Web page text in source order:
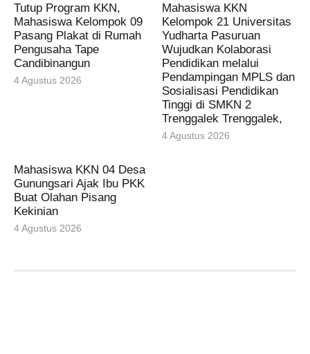
Tutup Program KKN,
Mahasiswa Kelompok 09
Pasang Plakat di Rumah
Pengusaha Tape
Candibinangun
4 Agustus 2026
Mahasiswa KKN
Kelompok 21 Universitas
Yudharta Pasuruan
Wujudkan Kolaborasi
Pendidikan melalui
Pendampingan MPLS dan
Sosialisasi Pendidikan
Tinggi di SMKN 2
Trenggalek Trenggalek,
4 Agustus 2026
Mahasiswa KKN 04 Desa
Gunungsari Ajak Ibu PKK
Buat Olahan Pisang
Kekinian
4 Agustus 2026